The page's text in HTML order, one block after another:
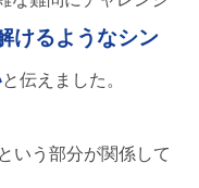
けるようなシン
と伝えました。
という部分が関係して